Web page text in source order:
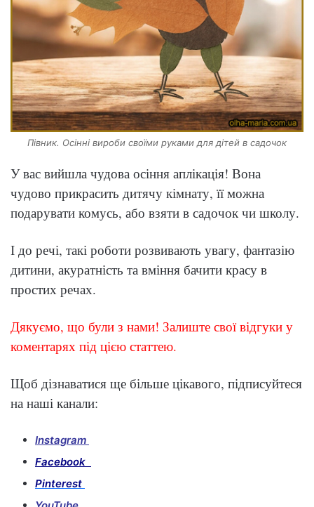
Півник. Осінні вироби своїми руками для дітей в садочок
У вас вийшла чудова осіння аплікація! Вона
чудово прикрасить дитячу кімнату, її можна
подарувати комусь, або взяти в садочок чи школу.
І до речі, такі роботи розвивають увагу, фантазію
дитини, акуратність та вміння бачити красу в
простих речах.
Дякуємо, що були з нами! Залиште свої відгуки у
коментарях під цією статтею.
Щоб дізнаватися ще більше цікавого, підписуйтеся
на наші канали:
Instagram
Facebook
Pinterest